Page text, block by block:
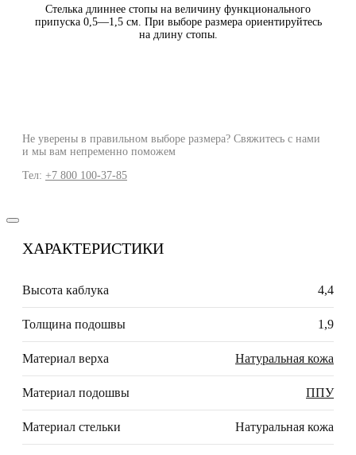
Стелька длиннее стопы на величину функционального
припуска 0,5—1,5 см. При выборе размера ориентируйтесь
на длину стопы.
Не уверены в правильном выборе размера? Свяжитесь с нами
и мы вам непременно поможем
Тел: +7 800 100-37-85
ХАРАКТЕРИСТИКИ
Высота каблука 4,4
Толщина подошвы 1,9
Материал верха Натуральная кожа
Материал подошвы ППУ
Материал стельки Натуральная кожа